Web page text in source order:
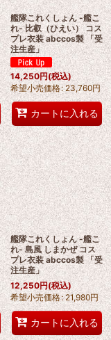
艦隊これくしょん -艦こ
れ- 比叡（ひえい） コス
プレ衣装 abccos製 「受
注生産」
14,250円(税込)
希望小売価格: 23,760円
カートに入れる
艦隊これくしょん -艦こ
れ- 島風 しまかぜ コス
プレ衣装 abccos製 「受
注生産」
12,250円(税込)
希望小売価格: 21,980円
カートに入れる